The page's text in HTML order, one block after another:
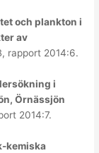
och plankton i
av
rapport 2014:6.
i
Örnässjön
2014:7.
kemiska